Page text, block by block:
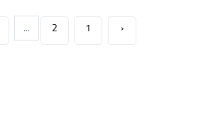
‹
1
2
...